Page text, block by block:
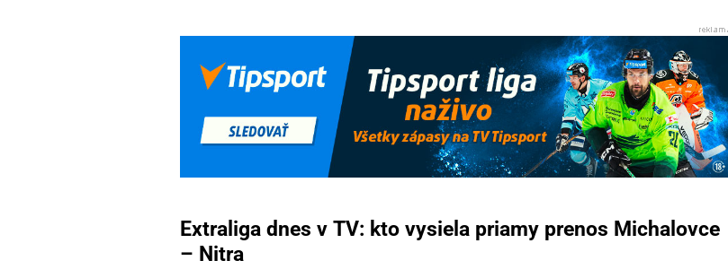
Extraliga dnes v TV: kto vysiela priamy prenos Michalovce
– Nitra